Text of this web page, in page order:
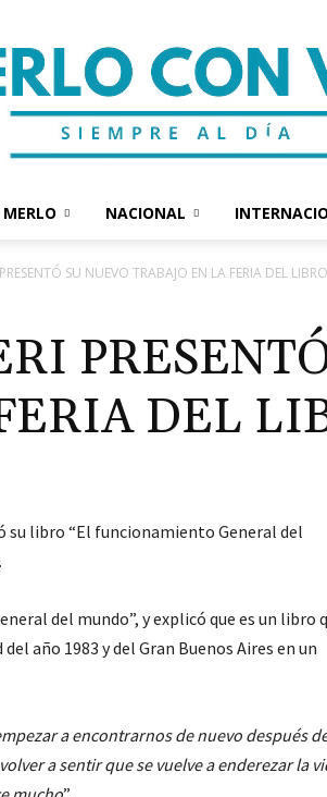
Con
Vos
MERLO NACIONAL
SU NUEVO TRABAJO EN LA FERIA DEL
DEL
su libro “El funcionamiento General del
del mundo”, y explicó que es un libro
año 1983 y del Gran Buenos Aires en un
a encontrarnos de nuevo después
a sentir que se vuelve a enderezar la